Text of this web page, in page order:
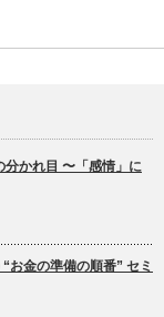
かれ目 〜「感情」に
お金の準備の順番” セミ